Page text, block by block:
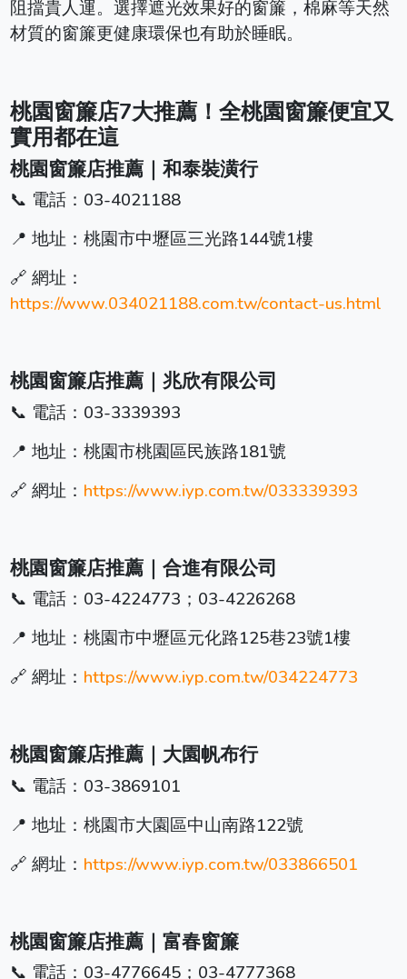
阻擋貴人運。選擇遮光效果好的窗簾，棉麻等天然
材質的窗簾更健康環保也有助於睡眠。
桃園窗簾店7大推薦！全桃園窗簾便宜又
實用都在這
桃園窗簾店推薦｜和泰裝潢行
📞 電話：03-4021188
📍 地址：桃園市中壢區三光路144號1樓
🔗 網址：
https://www.034021188.com.tw/contact-us.html
桃園窗簾店推薦｜兆欣有限公司
📞 電話：03-3339393
📍 地址：桃園市桃園區民族路181號
🔗 網址： https://www.iyp.com.tw/033339393
桃園窗簾店推薦｜合進有限公司
📞 電話：03-4224773；03-4226268
📍 地址：桃園市中壢區元化路125巷23號1樓
🔗 網址： https://www.iyp.com.tw/034224773
桃園窗簾店推薦｜大園帆布行
📞 電話：03-3869101
📍 地址：桃園市大園區中山南路122號
🔗 網址： https://www.iyp.com.tw/033866501
桃園窗簾店推薦｜富春窗簾
📞 電話：03-4776645；03-4777368